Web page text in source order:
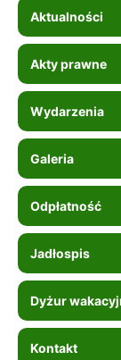
Aktualności
Akty prawne
Wydarzenia
Galeria
Odpłatność
Jadłospis
Dyżur
Kontakt